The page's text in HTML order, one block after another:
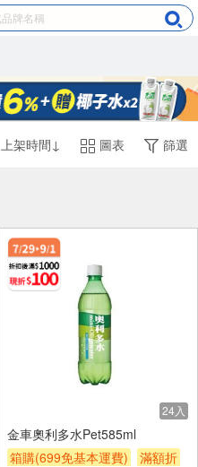
上架時間↓ 圖表 篩選
24入
金車奧利多水Pet585ml
箱購(699免基本運費)
滿額折